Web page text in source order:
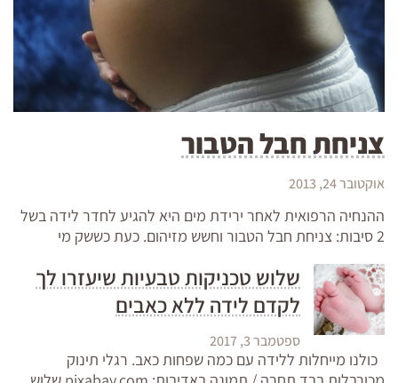
צניחת חבל הטבור
אוקטובר 24, 2013
ההנחיה הרפואית לאחר ירידת מים היא להגיע לחדר לידה בשל
2 סיבות: צניחת חבל הטבור וחשש מזיהום. כעת כששק מי
שלוש טכניקות טבעיות שיעזרו לך
לקדם לידה ללא כאבים
ספטמבר 3, 2017
כולנו מייחלות ללידה עם כמה שפחות כאב. רגלי תינוק